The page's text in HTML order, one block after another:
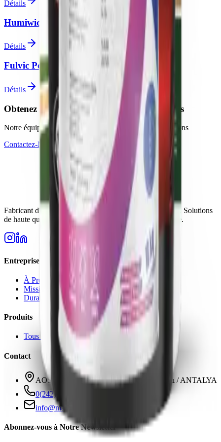
Détails
Humiwicks
Détails
Fulvic Powder
Détails
Obtenez le soutien d'experts pour vos projets
Notre équipe technique est prête à répondre à vos questions
Contactez-Nous Devenir Revendeur
Fabricant d'engrais de confiance en Turquie depuis 2006. Solutions
de haute qualité pour les besoins de l'agriculture moderne.
Entreprise
À Propos
Mission & Vision
Durabilité
Produits
Tous les Produits
Contact
AOSB 3. Kısım 33 Cadde No: 3 Döşemealtı / ANTALYA
0(242) 424 82 91
info@markkagenetik.com.tr
Abonnez-vous à Notre Newsletter